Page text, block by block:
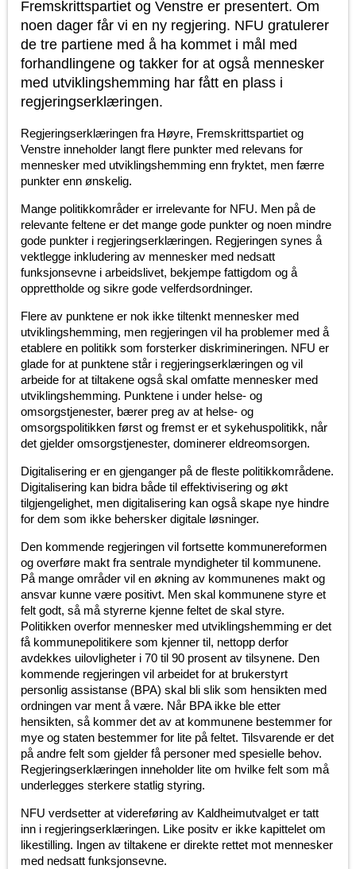
Fremskrittspartiet og Venstre er presentert. Om
noen dager får vi en ny regjering. NFU gratulerer
de tre partiene med å ha kommet i mål med
forhandlingene og takker for at også mennesker
med utviklingshemming har fått en plass i
regjeringserklæringen.
Regjeringserklæringen fra Høyre, Fremskrittspartiet og
Venstre inneholder langt flere punkter med relevans for
mennesker med utviklingshemming enn fryktet, men færre
punkter enn ønskelig.
Mange politikkområder er irrelevante for NFU. Men på de
relevante feltene er det mange gode punkter og noen mindre
gode punkter i regjeringserklæringen. Regjeringen synes å
vektlegge inkludering av mennesker med nedsatt
funksjonsevne i arbeidslivet, bekjempe fattigdom og å
opprettholde og sikre gode velferdsordninger.
Flere av punktene er nok ikke tiltenkt mennesker med
utviklingshemming, men regjeringen vil ha problemer med å
etablere en politikk som forsterker diskrimineringen. NFU er
glade for at punktene står i regjeringserklæringen og vil
arbeide for at tiltakene også skal omfatte mennesker med
utviklingshemming. Punktene i under helse- og
omsorgstjenester, bærer preg av at helse- og
omsorgspolitikken først og fremst er et sykehuspolitikk, når
det gjelder omsorgstjenester, dominerer eldreomsorgen.
Digitalisering er en gjenganger på de fleste politikkområdene.
Digitalisering kan bidra både til effektivisering og økt
tilgjengelighet, men digitalisering kan også skape nye hindre
for dem som ikke behersker digitale løsninger.
Den kommende regjeringen vil fortsette kommunereformen
og overføre makt fra sentrale myndigheter til kommunene.
På mange områder vil en økning av kommunenes makt og
ansvar kunne være positivt. Men skal kommunene styre et
felt godt, så må styrerne kjenne feltet de skal styre.
Politikken overfor mennesker med utviklingshemming er det
få kommunepolitikere som kjenner til, nettopp derfor
avdekkes uilovligheter i 70 til 90 prosent av tilsynene. Den
kommende regjeringen vil arbeidet for at brukerstyrt
personlig assistanse (BPA) skal bli slik som hensikten med
ordningen var ment å være. Når BPA ikke ble etter
hensikten, så kommer det av at kommunene bestemmer for
mye og staten bestemmer for lite på feltet. Tilsvarende er det
på andre felt som gjelder få personer med spesielle behov.
Regjeringserklæringen inneholder lite om hvilke felt som må
underlegges sterkere statlig styring.
NFU verdsetter at videreføring av Kaldheimutvalget er tatt
inn i regjeringserklæringen. Like positv er ikke kapittelet om
likestilling. Ingen av tiltakene er direkte rettet mot mennesker
med nedsatt funksjonsevne.